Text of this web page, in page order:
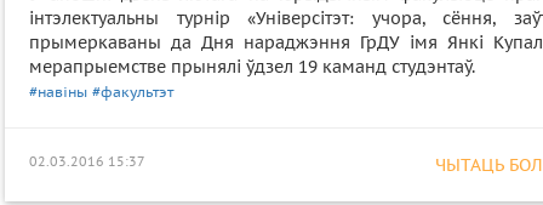
інтэлектуальны турнір «Універсітэт: учора, сёння,
прымеркаваны да Дня нараджэння ГрДУ імя Янкі
мерапрыемстве прынялі ўдзел 19 каманд студэнтаў.
#навіны #факультэт
ЧЫТАЦЬ
02.03.2016 15:37